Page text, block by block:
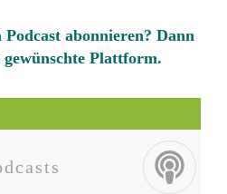
abonnieren? Dann
Plattform.